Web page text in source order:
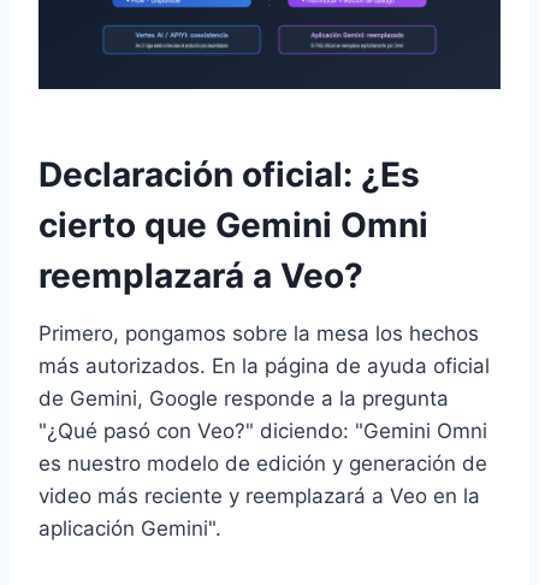
Declaración oficial: ¿Es
cierto que Gemini Omni
reemplazará a Veo?
Primero, pongamos sobre la mesa los hechos
más autorizados. En la página de ayuda oficial
de Gemini, Google responde a la pregunta
"¿Qué pasó con Veo?" diciendo: "Gemini Omni
es nuestro modelo de edición y generación de
video más reciente y reemplazará a Veo en la
aplicación Gemini".